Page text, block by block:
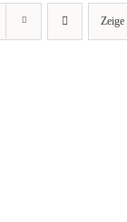
Zeige